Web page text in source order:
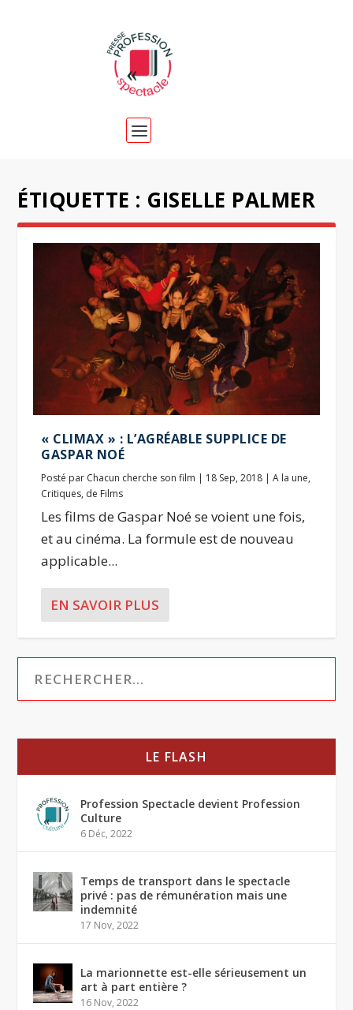
ÉTIQUETTE : GISELLE PALMER
« CLIMAX » : L’AGRÉABLE SUPPLICE DE
GASPAR NOÉ
Posté par Chacun cherche son film | 18 Sep, 2018 |A la une,
Critiques, de Films
Les films de Gaspar Noé se voient une fois,
et au cinéma. La formule est de nouveau
applicable...
EN SAVOIR PLUS
LE FLASH
Profession Spectacle devient Profession
Culture
6 Déc, 2022
Temps de transport dans le spectacle
privé : pas de rémunération mais une
indemnité
17 Nov, 2022
La marionnette est-elle sérieusement un
art à part entière ?
16 Nov, 2022